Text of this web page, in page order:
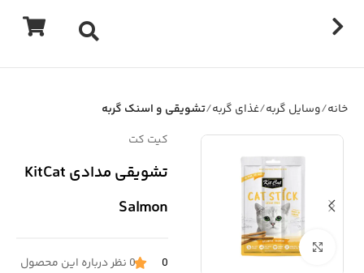
خانه وسایل گربه غذای گربه تشویقی و اسنک گربه
برای بزرگنمایی کلیک کنید
کیت کت
تشویقی مدادی KitCat
Salmon
0 0 نظر درباره این محصول